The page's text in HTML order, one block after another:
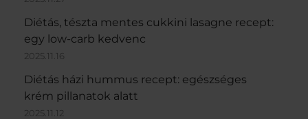
Diétás, tészta mentes cukkini lasagne recept:
egy low-carb kedvenc
2025.11.16
Diétás házi hummus recept: egészséges
krém pillanatok alatt
2025.11.12